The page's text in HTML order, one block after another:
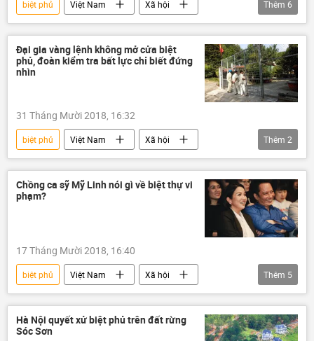
biệt phủ Việt Nam
Xã hội
Sóc Sơn
Nguyễn Anh Trí
Dương Trung Quốc
Nguyễn Đức Chung
Mỹ Linh
sai phạm
Thêm 6
Đại gia vàng lệnh không mở cửa biệt
phủ, đoàn kiểm tra bất lực chỉ biết đứng
nhìn
31 Tháng Mười 2018, 16:32
biệt phủ Việt Nam
Xã hội
Đà Nẵng
sai phạm
Thêm 2
Chồng ca sỹ Mỹ Linh nói gì về biệt thự vi
phạm?
17 Tháng Mười 2018, 16:40
biệt phủ Việt Nam
Xã hội
Sóc Sơn
Hà Nội
Mỹ Linh
nhà hát
biệt thự
Thêm 5
Hà Nội quyết xử biệt phủ trên đất rừng
Sóc Sơn